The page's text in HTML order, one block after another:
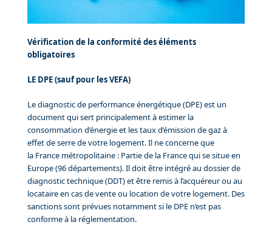
Vérification de la conformité des éléments
obligatoires
LE DPE (sauf pour les VEFA)
Le diagnostic de performance énergétique (DPE) est un
document qui sert principalement à estimer la
consommation d’énergie et les taux d’émission de gaz à
effet de serre de votre logement. Il ne concerne que
la France métropolitaine : Partie de la France qui se situe en
Europe (96 départements). Il doit être intégré au dossier de
diagnostic technique (DDT) et être remis à l’acquéreur ou au
locataire en cas de vente ou location de votre logement. Des
sanctions sont prévues notamment si le DPE n’est pas
conforme à la réglementation.